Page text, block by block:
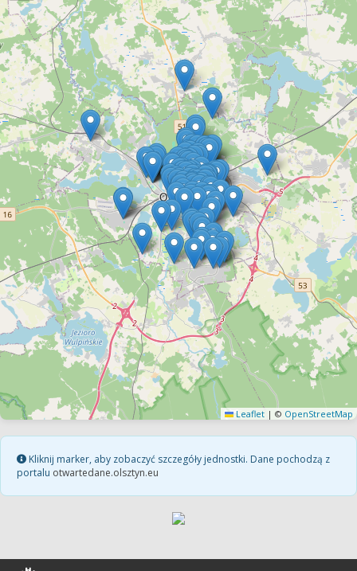
Leaflet | © OpenStreetMap
Kliknij marker, aby zobaczyć szczegóły jednostki. Dane pochodzą z
portalu otwartedane.olsztyn.eu